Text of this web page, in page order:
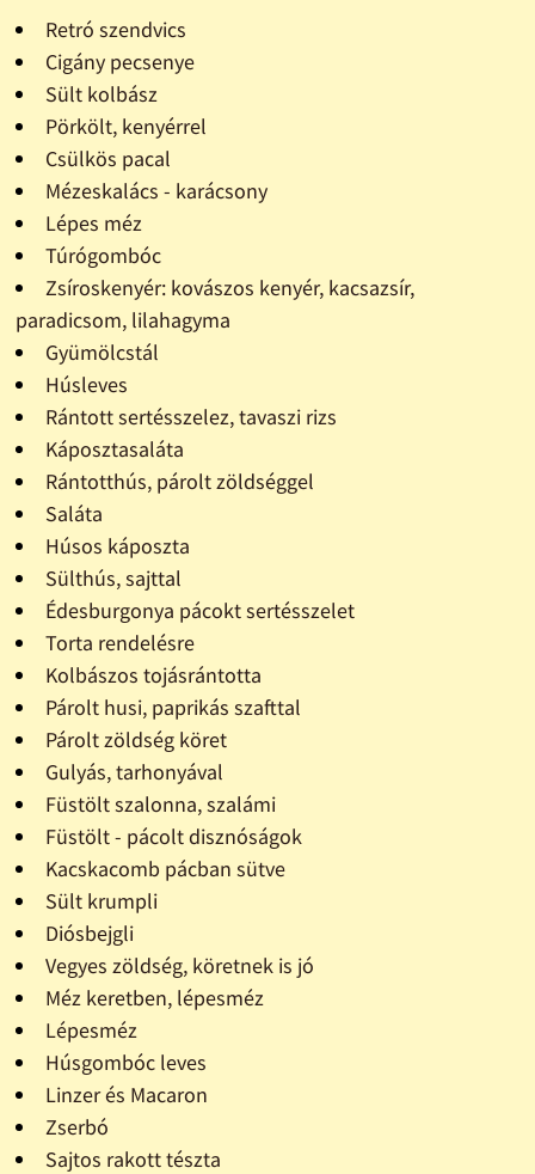
Retró szendvics
Cigány pecsenye
Sült kolbász
Pörkölt, kenyérrel
Csülkös pacal
Mézeskalács - karácsony
Lépes méz
Túrógombóc
Zsíroskenyér: kovászos kenyér, kacsazsír,
paradicsom, lilahagyma
Gyümölcstál
Húsleves
Rántott sertésszelez, tavaszi rizs
Káposztasaláta
Rántotthús, párolt zöldséggel
Saláta
Húsos káposzta
Sülthús, sajttal
Édesburgonya pácokt sertésszelet
Torta rendelésre
Kolbászos tojásrántotta
Párolt husi, paprikás szafttal
Párolt zöldség köret
Gulyás, tarhonyával
Füstölt szalonna, szalámi
Füstölt - pácolt disznóságok
Kacskacomb pácban sütve
Sült krumpli
Diósbejgli
Vegyes zöldség, köretnek is jó
Méz keretben, lépesméz
Lépesméz
Húsgombóc leves
Linzer és Macaron
Zserbó
Sajtos rakott tészta